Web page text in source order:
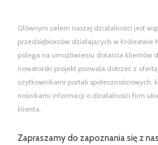
Głównym celem naszej działalności jest
przedsiębiorców działających w
polega na umożliwieniu dotarcia klientów
nowatorski projekt pozwala dotrzeć z
użytkownikami portali społecznościowych,
nośnikami informacji o działalności firm
klienta.
Zapraszamy do zapoznania się z